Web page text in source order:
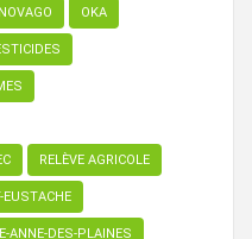
NOVAGO OKA
RELÈVE AGRICOLE
EUSTACHE
ANNE-DES-PLAINES